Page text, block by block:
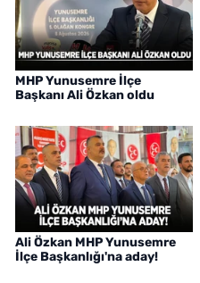
MHP Yunusemre İlçe
Başkanı Ali Özkan oldu
Ali Özkan MHP Yunusemre
İlçe Başkanlığı'na aday!